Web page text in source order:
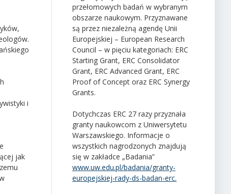
i
jak
przełomowych badań w wybranym
obszarze naukowym. Przyznawane
są przez niezależną agendę Unii
Europejskiej – European Research
Council – w pięciu kategoriach: ERC
Starting Grant, ERC Consolidator
Grant, ERC Advanced Grant, ERC
Proof of Concept oraz ERC Synergy
Grants.
Dotychczas ERC 27 razy przyznała
granty naukowcom z Uniwersytetu
Warszawskiego. Informacje o
wszystkich nagrodzonych znajdują
się w zakładce „Badania”
www.uw.edu.pl/badania/granty-
europejskiej-rady-ds-badan-erc.